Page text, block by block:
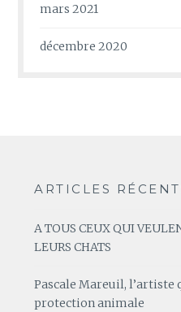
mars 2021
décembre 2020
ARTICLES
A TOUS CEUX QUI
LEURS CHATS
Pascale Mareuil, l’artiste
protection animale